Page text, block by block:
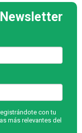
con tu
más relevantes del